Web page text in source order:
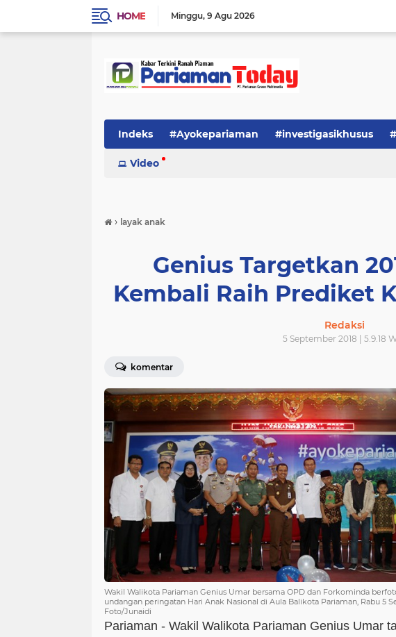
HOME Minggu 9 Agu 2026
Indeks #Ayokepariaman #investigasikhusus
Video
› layak anak
Genius Targetkan
Kembali Raih Prediket
Redaksi
5 September 2018 | 5.9.18
komentar
Wakil Walikota Pariaman Genius Umar bersama OPD dan Forkominda
undangan peringatan Hari Anak Nasional di Aula Balikota Pariaman, Rabu 5
Foto/Junaidi
Pariaman - Wakil Walikota Pariaman Genius Umar